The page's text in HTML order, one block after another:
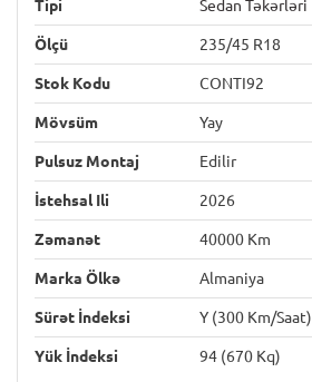
Tipi Sedan Təkərləri
Ölçü 235/45 R18
Stok Kodu CONTI92
Mövsüm Yay
Pulsuz Montaj Edilir
İstehsal Ili 2026
Zəmanət 40000 Km
Marka Ölkə Almaniya
Sürət İndeksi Y (300 Km/saat)
Yük İndeksi 94 (670 Kq)